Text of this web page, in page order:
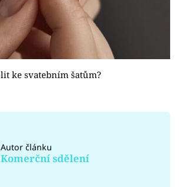
ke svatebním šatům?
Autor článku
Komerční sdělení